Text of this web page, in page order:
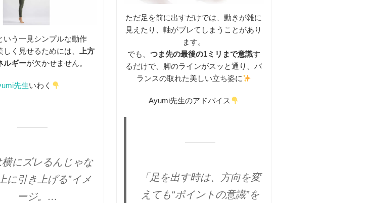
いう一見シンプルな動作
く見せるためには、
上方
ルギーが欠かせません。
先生いわく
横にズレるんじゃな
に引き上げる”イメ
ージ。
ただ足を前に出すだけでは、動きが雑に
見えたり、軸がブレてしまうことがあり
ます。
でも、 つま先の最後の1ミリまで意識す
るだけで、脚のラインがスッと通り、バ
ランスの取れた美しい立ち姿に
Ayumi先生のアドバイス
「足を出す時は、方向を変
えても“ポイントの意識”を